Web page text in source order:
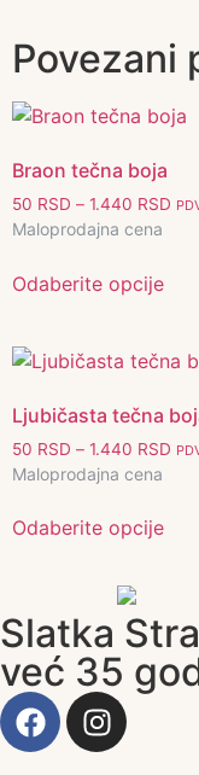
Povezani
Braon tečna boja
50 RSD – 1.440 RSD
Maloprodajna cena
Odaberite opcije
Ljubičasta tečna
50 RSD – 1.440 RSD
Maloprodajna cena
Odaberite opcije
Slatka
već 35